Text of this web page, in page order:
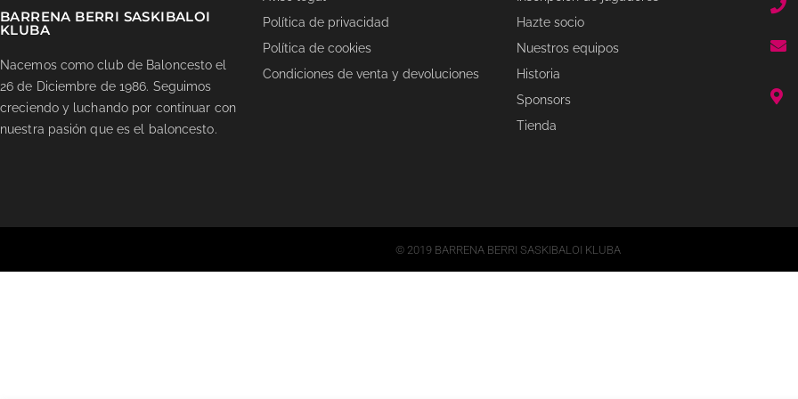
BARRENA BERRI SASKIBALOI
KLUBA
Nacemos como club de Baloncesto el
26 de Diciembre de 1986. Seguimos
creciendo y luchando por continuar con
nuestra pasión que es el baloncesto.
Política de privacidad
Política de cookies
Condiciones de venta y devoluciones
Hazte socio
Nuestros equipos
Historia
Sponsors
Tienda
© 2019 BARRENA BERRI SASKIBALOI KLUBA